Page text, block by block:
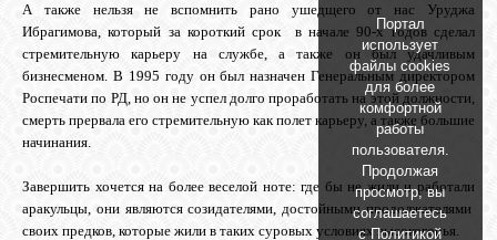
А также нельзя не вспомнить рано ушедщего от нас Уруджа
Ибрагимова, который за короткий срок в начале 90-х годов сделал
стремительную карьеру на службе, а также он был удачливым
бизнесменом. В 1995 году он был назначен Генеральным директором
Роспечати по РД, но он не успел долго проработать на этой должности,
смерть прервала его стремительную как полет карьеру, а также большие
начинания.
Завершить хочется на более веселой ноте: где бы не жили и работали
аракульцы, они являются созидателями, достойными продолжателями
своих предков, которые жили в таких суровых условиях высокогорья.
Портал
использует
файлы cookies
для более
комфортной
работы
пользователя.
Продолжая
просмотр, вы
соглашаетесь
сПолитикой